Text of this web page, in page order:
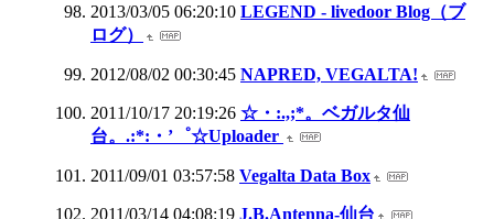
2013/03/05 06:20:10 LEGEND - livedoor Blog（ブ
ログ）
2012/08/02 00:30:45 NAPRED, VEGALTA!
2011/10/17 20:19:26 ☆・:.,;*。ベガルタ仙
台。.:*:・’゜☆Uploader
2011/09/01 03:57:58 Vegalta Data Box
2011/03/14 04:08:19 J.B.Antenna-仙台